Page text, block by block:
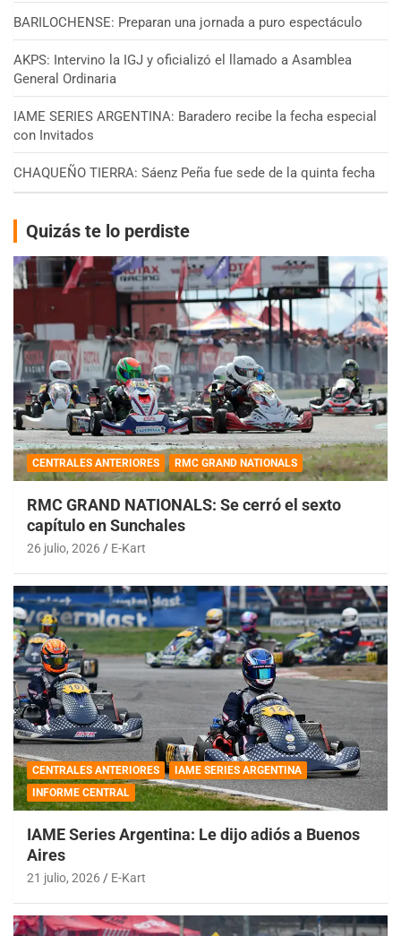
BARILOCHENSE: Preparan una jornada a puro espectáculo
AKPS: Intervino la IGJ y oficializó el llamado a Asamblea
General Ordinaria
IAME SERIES ARGENTINA: Baradero recibe la fecha especial
con Invitados
CHAQUEÑO TIERRA: Sáenz Peña fue sede de la quinta fecha
Quizás te lo perdiste
CENTRALES ANTERIORES RMC GRAND NATIONALS
RMC GRAND NATIONALS: Se cerró el sexto
capítulo en Sunchales
26 julio, 2026 E-Kart
CENTRALES ANTERIORES
IAME SERIES ARGENTINA
INFORME CENTRAL
IAME Series Argentina: Le dijo adiós a Buenos
Aires
21 julio, 2026 E-Kart